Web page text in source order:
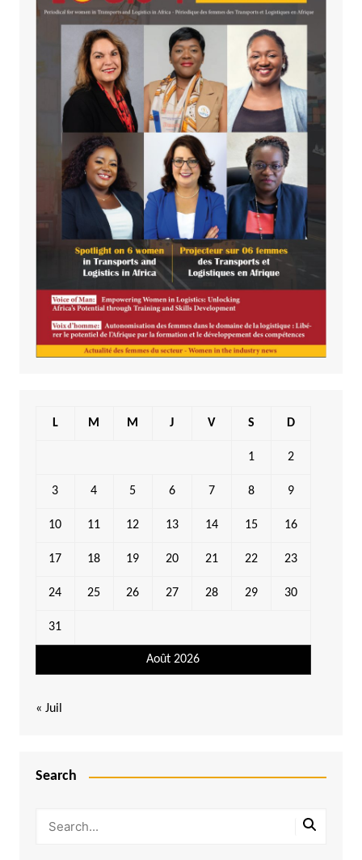
Août 2026
L M M J V S D
1 2
3 4 5 6 7 8 9
10 11 12 13 14 15 16
17 18 19 20 21 22 23
24 25 26 27 28 29 30
31
« Juil
Search